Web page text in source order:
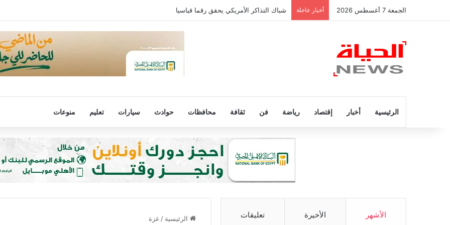
الجمعة 7 أغسطس 2026 أخبار عاجلة صراع إسباني على رودري.. برشلونة يتحرك وريال مدريد يترقب
الرئيسية أخبار إقتصاد رياضة فن ثقافة محافظات حوادث سيارات تعليم منوعات
الرئيسية / غزة الأشهر الأخيرة تعليقات